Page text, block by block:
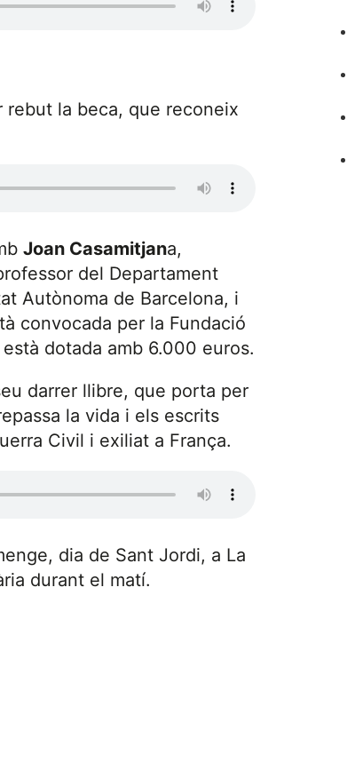
rebut la beca, que reconeix
Joan Casamitjana,
del Departament
Autònoma de Barcelona, i
convocada per la Fundació
dotada amb 6.000 euros.
darrer llibre, que porta per
la vida i els escrits
Civil i exiliat a França.
dia de Sant Jordi, a La
durant el matí.